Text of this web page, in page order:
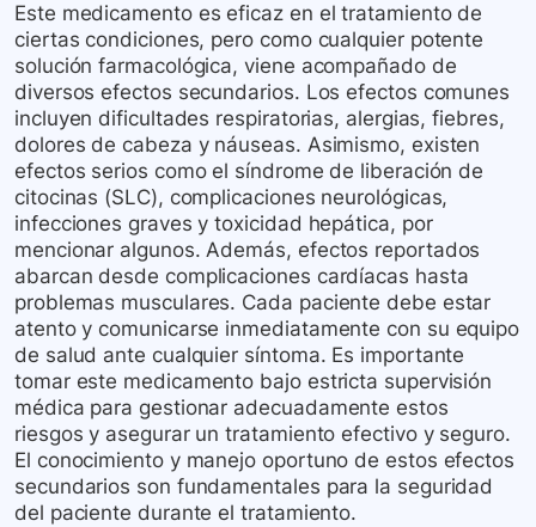
Este medicamento es eficaz en el tratamiento de
ciertas condiciones, pero como cualquier potente
solución farmacológica, viene acompañado de
diversos efectos secundarios. Los efectos comunes
incluyen dificultades respiratorias, alergias, fiebres,
dolores de cabeza y náuseas. Asimismo, existen
efectos serios como el síndrome de liberación de
citocinas (SLC), complicaciones neurológicas,
infecciones graves y toxicidad hepática, por
mencionar algunos. Además, efectos reportados
abarcan desde complicaciones cardíacas hasta
problemas musculares. Cada paciente debe estar
atento y comunicarse inmediatamente con su equipo
de salud ante cualquier síntoma. Es importante
tomar este medicamento bajo estricta supervisión
médica para gestionar adecuadamente estos
riesgos y asegurar un tratamiento efectivo y seguro.
El conocimiento y manejo oportuno de estos efectos
secundarios son fundamentales para la seguridad
del paciente durante el tratamiento.